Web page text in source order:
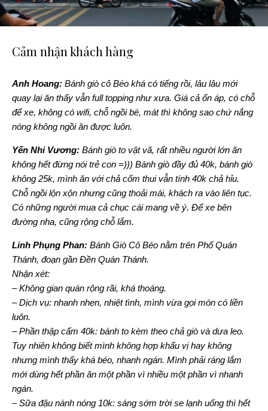
Cảm nhận khách hàng
Anh Hoang: Bánh giò cô Béo khá có tiếng rồi, lâu lâu mới
quay lại ăn thấy vẫn full topping như xưa. Giá cả ổn áp, có chỗ
để xe, không có wifi, chỗ ngồi bé, mát thì không sao chứ nắng
nóng không ngồi ăn được luôn.
Yến Nhi Vương: Bánh giò to vật vã, rất nhiều người lớn ăn
không hết đừng nói trẻ con =))) Bánh giò đầy đủ 40k, bánh giò
không 25k, mình ăn với chả cốm thui vẫn tính 40k chả hỉu.
Chỗ ngồi lộn xộn nhưng cũng thoải mái, khách ra vào liên tục.
Có những người mua cả chục cái mang về ý. Để xe bên
đường nha, cũng rộng chỗ lắm.
Linh Phụng Phan: Bánh Giò Cô Béo nằm trên Phố Quán
Thánh, đoạn gần Đền Quán Thánh.
Nhận xét:
– Không gian quán rộng rãi, khá thoáng.
– Dịch vụ: nhanh nhẹn, nhiệt tình, mình vừa gọi món có liền
luôn.
– Phần thập cẩm 40k: bánh to kèm theo chả giò và dưa leo.
Tuy nhiên không biết mình không hợp khẩu vị hay không
nhưng mình thấy khá béo, nhanh ngán. Mình phải ráng lắm
mới dùng hết phần ăn một phần vì nhiều một phần vì nhanh
ngán.
– Sữa đậu nành nóng 10k: sáng sớm trời se lạnh uống thì hết